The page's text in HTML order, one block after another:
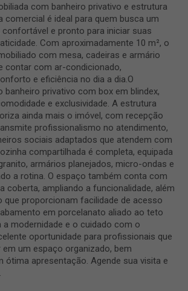
com banheiro privativo e estrutura
comercial é ideal para quem busca um
e pronto para iniciar suas
Com aproximadamente 10 m², o
com mesa, cadeiras e armário
contar com ar-condicionado,
e eficiência no dia a dia.O
banheiro privativo com box em blindex,
e exclusividade. A estrutura
ainda mais o imóvel, com recepção
profissionalismo no atendimento,
sociais adaptados que atendem com
compartilhada é completa, equipada
armários planejados, micro-ondas e
a rotina. O espaço também conta com
coberta, ampliando a funcionalidade, além
que proporcionam facilidade de acesso
em porcelanato aliado ao teto
modernidade e o cuidado com o
oportunidade para profissionais que
em um espaço organizado, bem
ótima apresentação. Agende sua visita e